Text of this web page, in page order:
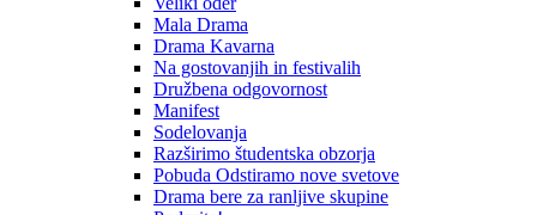
Mala Drama
Drama Kavarna
Na gostovanjih in festivalih
Družbena odgovornost
Manifest
Sodelovanja
Razširimo študentska obzorja
Pobuda Odstiramo nove svetove
Drama bere za ranljive skupine